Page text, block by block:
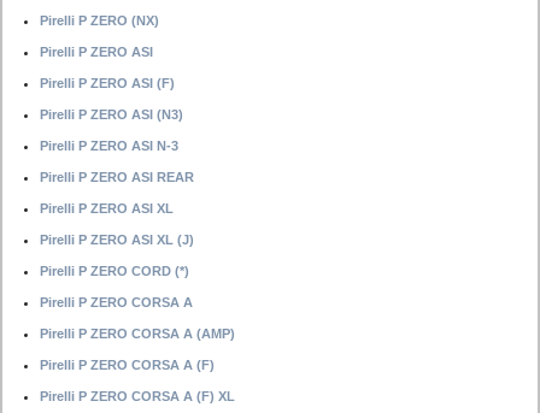
Pirelli P ZERO (NX)
Pirelli P ZERO ASI
Pirelli P ZERO ASI (F)
Pirelli P ZERO ASI (N3)
Pirelli P ZERO ASI N-3
Pirelli P ZERO ASI REAR
Pirelli P ZERO ASI XL
Pirelli P ZERO ASI XL (J)
Pirelli P ZERO CORD (*)
Pirelli P ZERO CORSA A
Pirelli P ZERO CORSA A (AMP)
Pirelli P ZERO CORSA A (F)
Pirelli P ZERO CORSA A (F) XL